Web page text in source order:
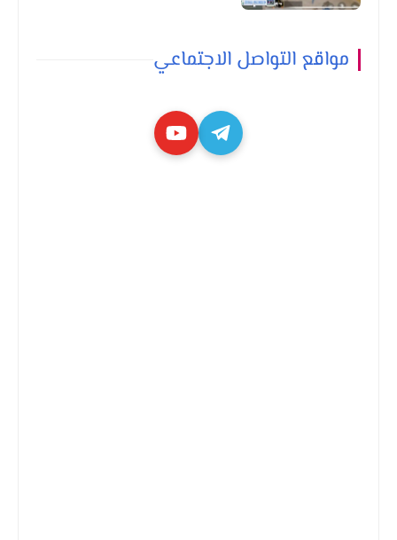
مواقع التواصل الاجتماعي